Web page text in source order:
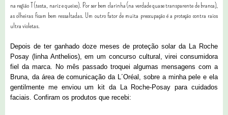
na região T (testa, nariz e queixo). Por ser bem clarinha (na verdade quase transparente de branca),
as olheiras ficam bem ressaltadas. Um outro fator de muita preocupação é a proteção contra raios
ultra violetas.
Depois de ter ganhado doze meses de proteção solar da La Roche
Posay (linha Anthelios), em um concurso cultural, virei consumidora
fiel da marca. No mês passado troquei algumas mensagens com a
Bruna, da área de comunicação da L´Oréal, sobre a minha pele e ela
gentilmente me enviou um kit da La Roche-Posay para cuidados
faciais. Confiram os produtos que recebi: